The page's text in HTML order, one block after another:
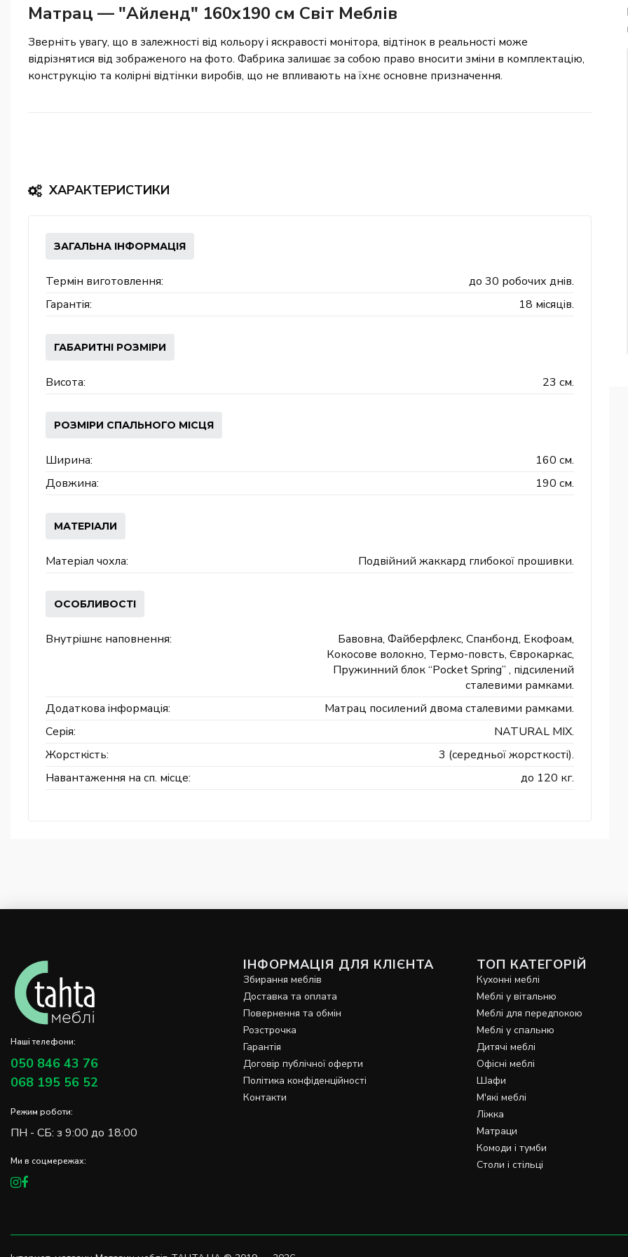
Матрац — "Айленд" 160x190 см Світ Меблів
Зверніть увагу, що в залежності від кольору і яскравості монітора, відтінок в реальності може
відрізнятися від зображеного на фото. Фабрика залишає за собою право вносити зміни в комплектацію,
конструкцію та колірні відтінки виробів, що не впливають на їхнє основне призначення.
ХАРАКТЕРИСТИКИ
ЗАГАЛЬНА ІНФОРМАЦІЯ
Термін виготовлення:
до 30 робочих днів.
Гарантія:
18 місяців.
ГАБАРИТНІ РОЗМІРИ
Висота: 23 см.
РОЗМІРИ СПАЛЬНОГО МІСЦЯ
Ширина:
160 см.
Довжина:
190 см.
МАТЕРІАЛИ
Матеріал чохла: Подвійний жаккард глибокої прошивки.
ОСОБЛИВОСТІ
Внутрішнє наповнення:
Бавовна, Файберфлекс, Спанбонд, Екофоам,
Кокосове волокно, Термо-повсть, Єврокаркас,
Пружинний блок “Pocket Spring” , підсилений
сталевими рамками.
Додаткова інформація:
Матрац посилений двома сталевими рамками.
Серія:
NATURAL MIX.
Жорсткість:
3 (середньої жорсткості).
Навантаження на сп. місце:
до 120 кг.
Наші телефони:
050 846 43 76
068 195 56 52
Режим роботи:
ПН - СБ: з 9:00 до 18:00
Ми в соцмережах:
ІНФОРМАЦІЯ ДЛЯ КЛІЄНТА
Збирання меблів
Доставка та оплата
Повернення та обмін
Розстрочка
Гарантія
Договір публічної оферти
Політика конфіденційності
Контакти
ТОП КАТЕГОРІЙ
Кухонні меблі
Меблі у вітальню
Меблі для передпокою
Меблі у спальню
Дитячі меблі
Офісні меблі
Шафи
М'які меблі
Ліжка
Матраци
Комоди і тумби
Столи і стільці